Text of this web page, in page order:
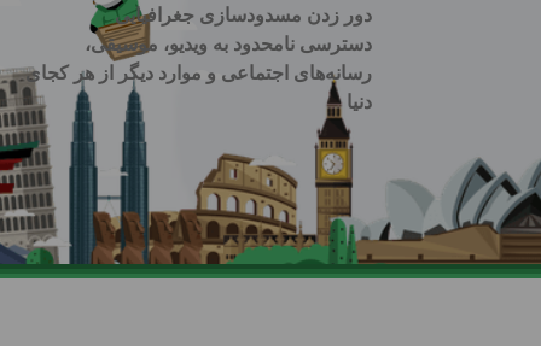
دور زدن مسدودسازی جغرافیایی
دسترسی نامحدود به ویدیو، موسیقی،
رسانه‌های اجتماعی و موارد دیگر از هر کجای
دنیا